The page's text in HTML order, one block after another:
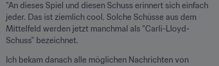
"An dieses Spiel und diesen Schuss erinnert sich einfach
jeder. Das ist ziemlich cool. Solche Schüsse aus dem
Mittelfeld werden jetzt manchmal als "Carli-Lloyd-
Schuss" bezeichnet.
Ich bekam danach alle möglichen Nachrichten von